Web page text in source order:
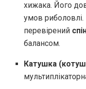
хижака. Його
умов
перевірений
балансом.
Катушка